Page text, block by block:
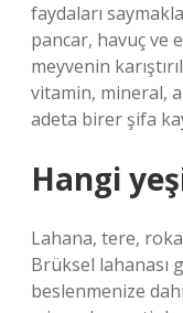
faydaları
pancar, havuç ve
meyvenin
vitamin, mineral,
adeta birer şifa
Hangi
Lahana, tere,
Brüksel lahanası
beslenmenize